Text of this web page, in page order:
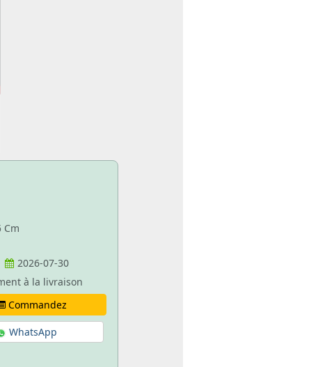
Cm
2026-07-30
à la livraison
Commandez
WhatsApp